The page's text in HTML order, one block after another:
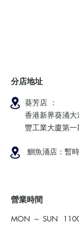
分店地址
葵芳店 ：
香港新界葵涌
豐工業大廈第一
鰂魚涌店：暫
​營業時間
MON ～ SUN